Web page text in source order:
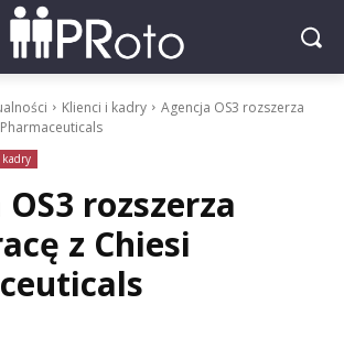
Klienci i kadry
Agencja OS3 rozszerza
rozszerza
z Chiesi